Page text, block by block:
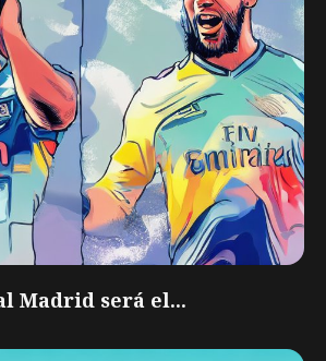
Madrid será el...